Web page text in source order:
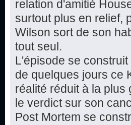
relation d'amitié
surtout plus en relief,
Wilson sort de son
tout seul.
L'épisode se
de quelques jours ce
réalité réduit à la
le verdict sur son
Post Mortem se